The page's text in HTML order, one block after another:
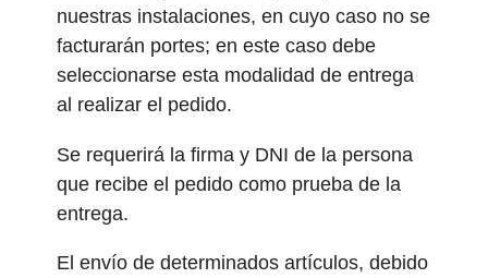
nuestras instalaciones, en cuyo caso no se
facturarán portes; en este caso debe
seleccionarse esta modalidad de entrega
al realizar el pedido.
Se requerirá la firma y DNI de la persona
que recibe el pedido como prueba de la
entrega.
El envío de determinados artículos, debido